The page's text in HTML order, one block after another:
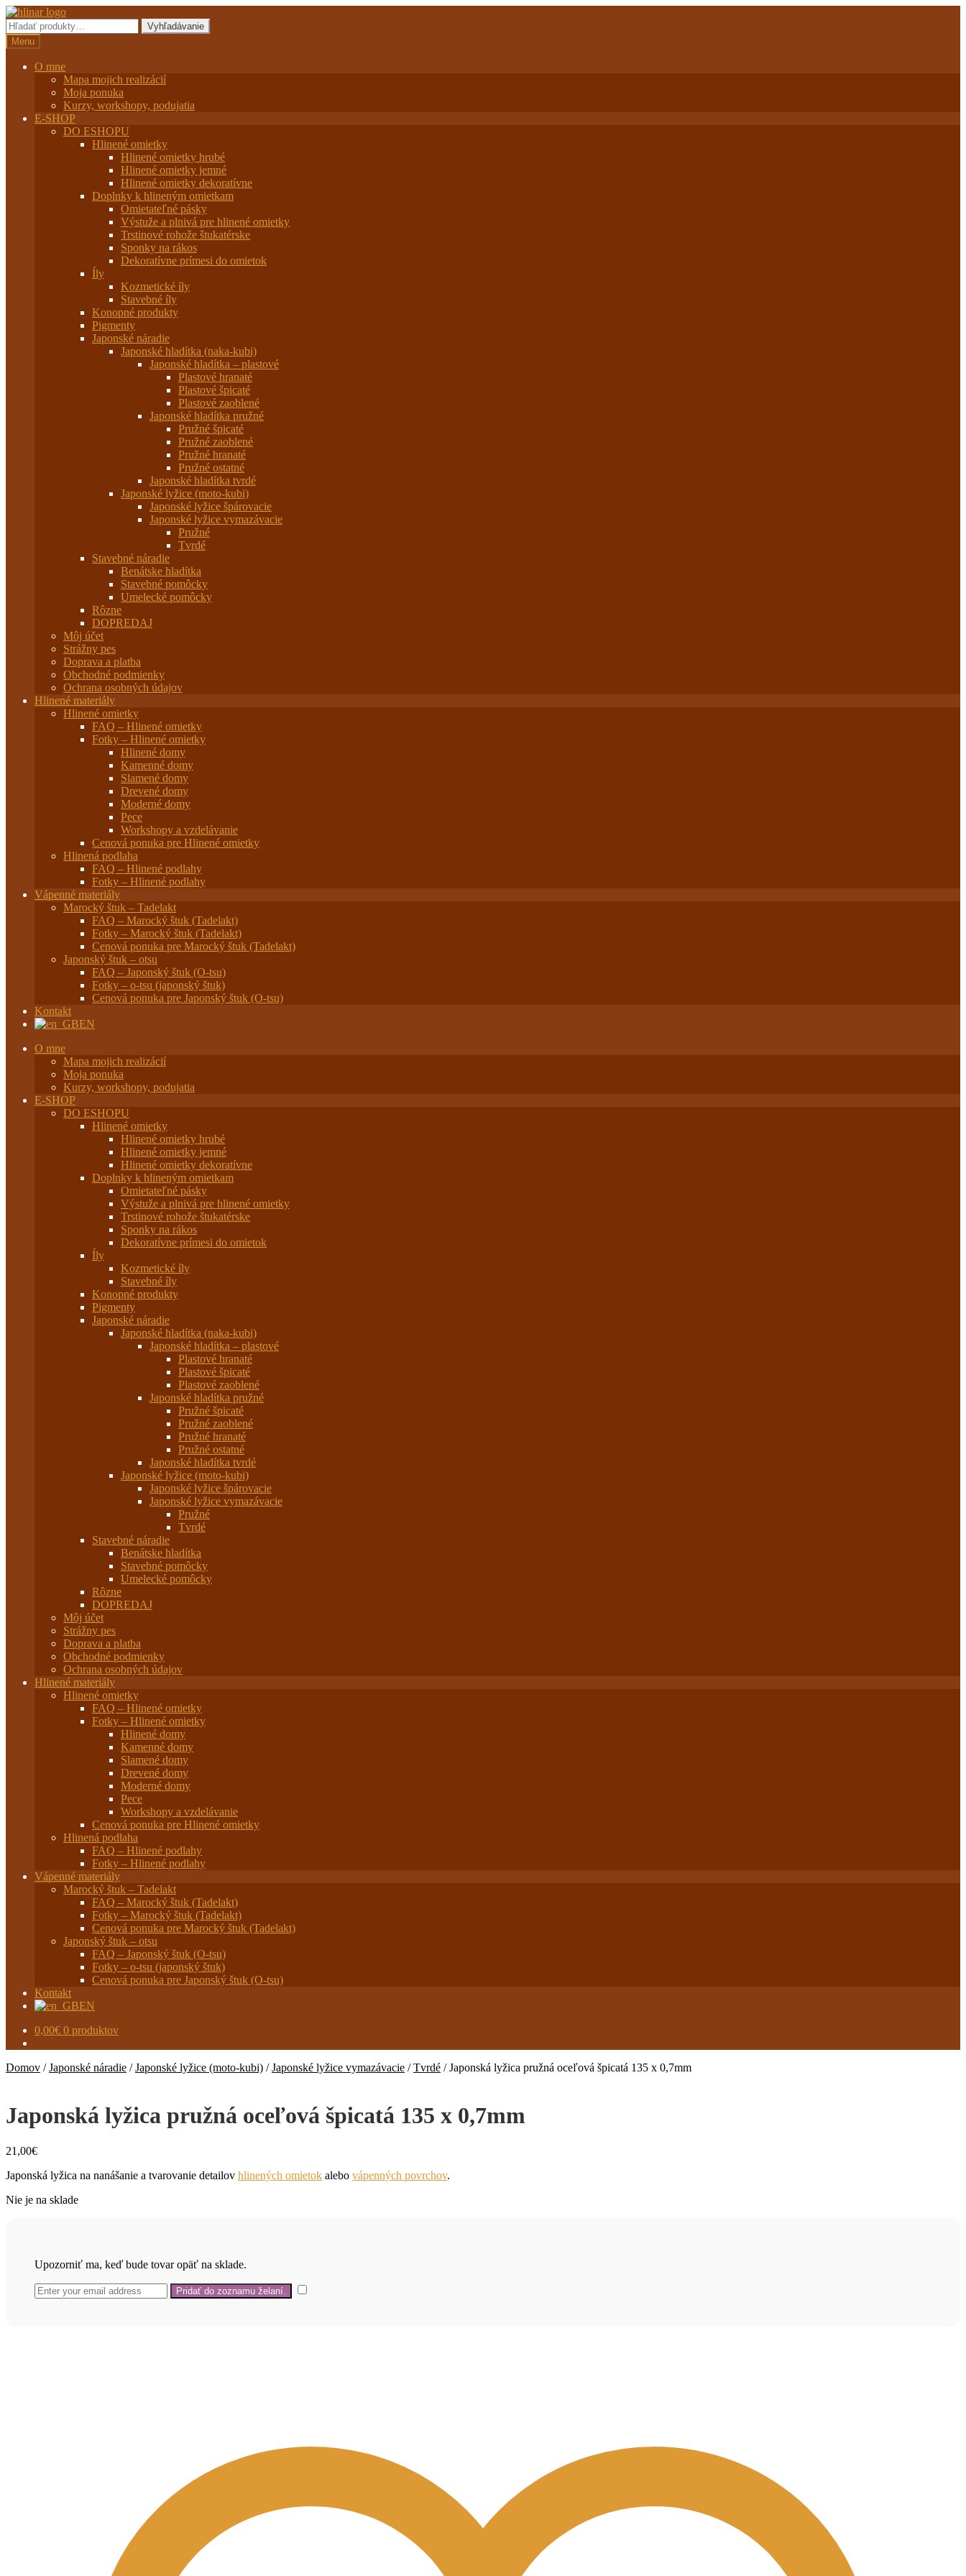
Preskočiť
na
navigáciu
Preskočiť
na
obsah
Hľadať:
Vyhľadávanie
Menu
O mne
Mapa mojich realizácií
Moja ponuka
Kurzy, workshopy, podujatia
E-SHOP
DO ESHOPU
Hlinené omietky
Hlinené omietky hrubé
Hlinené omietky jemné
Hlinené omietky dekoratívne
Doplnky k hlineným omietkam
Omietateľné pásky
Výstuže a plnivá pre hlinené omietky
Trstinové rohože štukatérske
Sponky na rákos
Dekoratívne prímesi do omietok
Íly
Kozmetické íly
Stavebné íly
Konopné produkty
Pigmenty
Japonské náradie
Japonské hladítka (naka-kubi)
Japonské hladítka – plastové
Plastové hranaté
Plastové špicaté
Plastové zaoblené
Japonské hladítka pružné
Pružné špicaté
Pružné zaoblené
Pružné hranaté
Pružné ostatné
Japonské hladítka tvrdé
Japonské lyžice (moto-kubi)
Japonské lyžice špárovacie
Japonské lyžice vymazávacie
Pružné
Tvrdé
Stavebné náradie
Benátske hladítka
Stavebné pomôcky
Umelecké pomôcky
Rôzne
DOPREDAJ
Môj účet
Strážny pes
Doprava a platba
Obchodné podmienky
Ochrana osobných údajov
Hlinené materiály
Hlinené omietky
FAQ – Hlinené omietky
Fotky – Hlinené omietky
Hlinené domy
Kamenné domy
Slamené domy
Drevené domy
Moderné domy
Pece
Workshopy a vzdelávanie
Cenová ponuka pre Hlinené omietky
Hlinená podlaha
FAQ – Hlinené podlahy
Fotky – Hlinené podlahy
Vápenné materiály
Marocký štuk – Tadelakt
FAQ – Marocký štuk (Tadelakt)
Fotky – Marocký štuk (Tadelakt)
Cenová ponuka pre Marocký štuk (Tadelakt)
Japonský štuk – otsu
FAQ – Japonský štuk (O-tsu)
Fotky – o-tsu (japonský štuk)
Cenová ponuka pre Japonský štuk (O-tsu)
Kontakt
EN
O mne
Mapa mojich realizácií
Moja ponuka
Kurzy, workshopy, podujatia
E-SHOP
DO ESHOPU
Hlinené omietky
Hlinené omietky hrubé
Hlinené omietky jemné
Hlinené omietky dekoratívne
Doplnky k hlineným omietkam
Omietateľné pásky
Výstuže a plnivá pre hlinené omietky
Trstinové rohože štukatérske
Sponky na rákos
Dekoratívne prímesi do omietok
Íly
Kozmetické íly
Stavebné íly
Konopné produkty
Pigmenty
Japonské náradie
Japonské hladítka (naka-kubi)
Japonské hladítka – plastové
Plastové hranaté
Plastové špicaté
Plastové zaoblené
Japonské hladítka pružné
Pružné špicaté
Pružné zaoblené
Pružné hranaté
Pružné ostatné
Japonské hladítka tvrdé
Japonské lyžice (moto-kubi)
Japonské lyžice špárovacie
Japonské lyžice vymazávacie
Pružné
Tvrdé
Stavebné náradie
Benátske hladítka
Stavebné pomôcky
Umelecké pomôcky
Rôzne
DOPREDAJ
Môj účet
Strážny pes
Doprava a platba
Obchodné podmienky
Ochrana osobných údajov
Hlinené materiály
Hlinené omietky
FAQ – Hlinené omietky
Fotky – Hlinené omietky
Hlinené domy
Kamenné domy
Slamené domy
Drevené domy
Moderné domy
Pece
Workshopy a vzdelávanie
Cenová ponuka pre Hlinené omietky
Hlinená podlaha
FAQ – Hlinené podlahy
Fotky – Hlinené podlahy
Vápenné materiály
Marocký štuk – Tadelakt
FAQ – Marocký štuk (Tadelakt)
Fotky – Marocký štuk (Tadelakt)
Cenová ponuka pre Marocký štuk (Tadelakt)
Japonský štuk – otsu
FAQ – Japonský štuk (O-tsu)
Fotky – o-tsu (japonský štuk)
Cenová ponuka pre Japonský štuk (O-tsu)
Kontakt
EN
0,00€ 0 produktov
Domov /Japonské náradie /Japonské lyžice (moto-kubi) /Japonské lyžice vymazávacie /Tvrdé /Japonská lyžica pružná oceľová špicatá 135 x 0,7mm
Japonská lyžica pružná oceľová špicatá 135 x 0,7mm
21,00€
Japonská lyžica na nanášanie a tvarovanie detailov hlinených omietok alebo vápenných povrchov.
Nie je na sklade
Upozorniť ma, keď bude tovar opäť na sklade.